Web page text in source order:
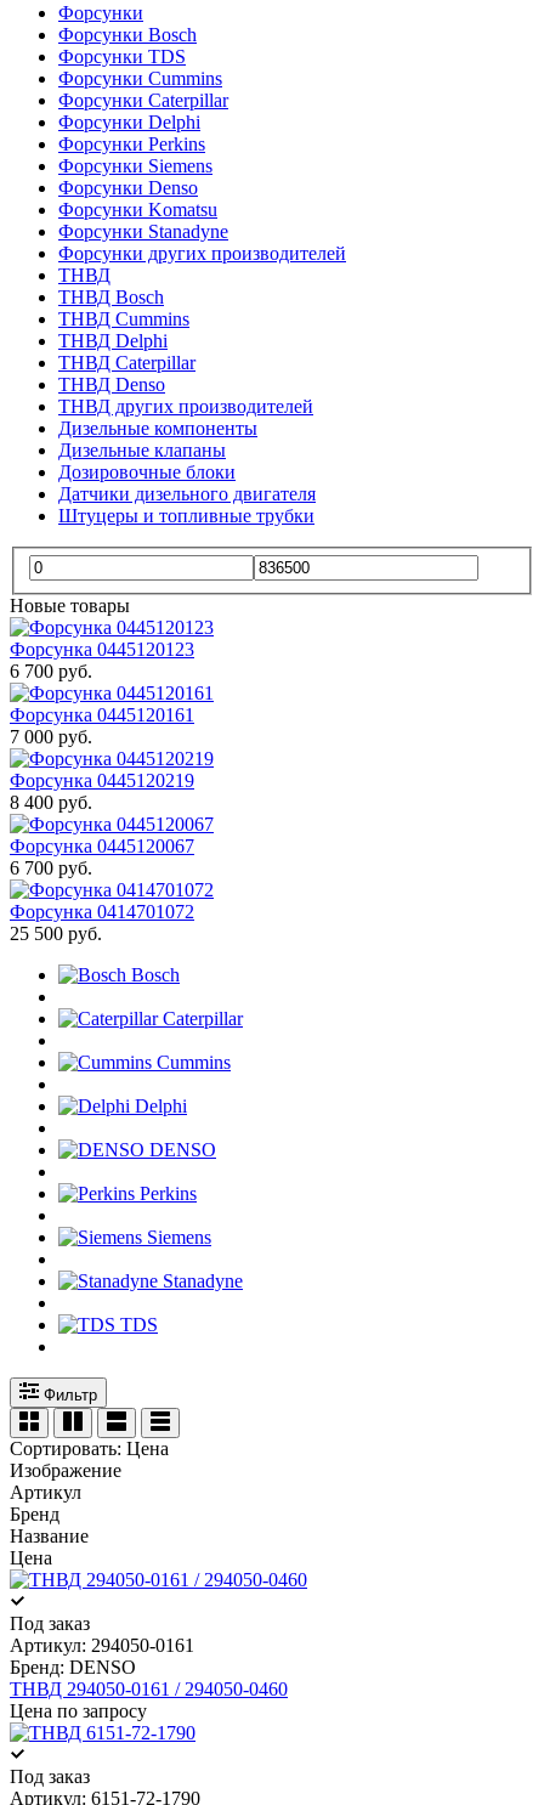
Форсунки
Форсунки Bosch
Форсунки TDS
Форсунки Cummins
Форсунки Caterpillar
Форсунки Delphi
Форсунки Perkins
Форсунки Siemens
Форсунки Denso
Форсунки Komatsu
Форсунки Stanadyne
Форсунки других производителей
ТНВД
ТНВД Bosch
ТНВД Cummins
ТНВД Delphi
ТНВД Caterpillar
ТНВД Denso
ТНВД других производителей
Дизельные компоненты
Дизельные клапаны
Дозировочные блоки
Датчики дизельного двигателя
Штуцеры и топливные трубки
Новые товары
Форсунка 0445120123
6 700 руб.
Форсунка 0445120161
7 000 руб.
Форсунка 0445120219
8 400 руб.
Форсунка 0445120067
6 700 руб.
Форсунка 0414701072
25 500 руб.
Bosch
Caterpillar
Cummins
Delphi
DENSO
Perkins
Siemens
Stanadyne
TDS
Фильтр
Сортировать: Цена
Изображение
Артикул
Бренд
Название
Цена
Под заказ
Артикул: 294050-0161
Бренд: DENSO
ТНВД 294050-0161 / 294050-0460
Цена по запросу
Под заказ
Артикул: 6151-72-1790